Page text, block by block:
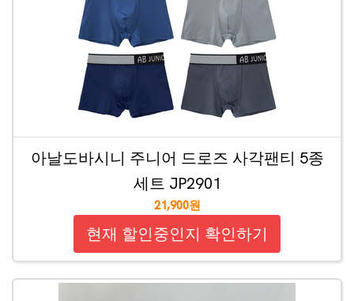
아날도바시니 주니어 드로즈 사각팬티 5종
세트 JP2901
21,900원
현재 할인중인지 확인하기